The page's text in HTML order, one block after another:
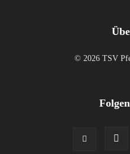
© 2026 TSV